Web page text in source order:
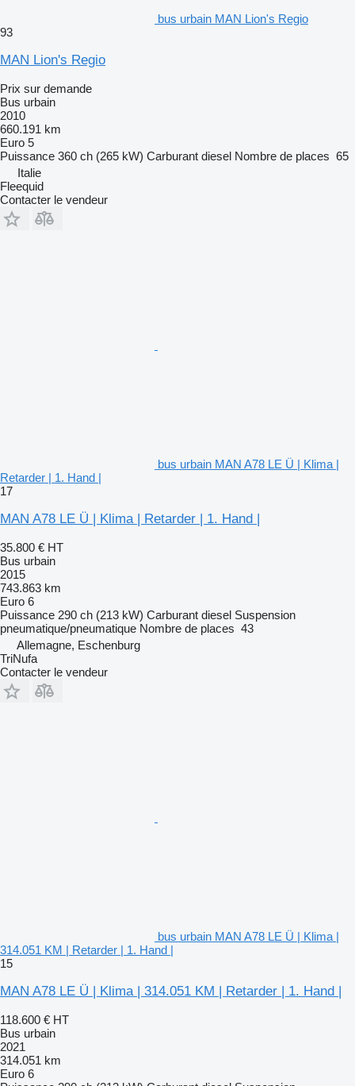
bus urbain MAN Lion's Regio
93
MAN Lion's Regio
Prix sur demande
Bus urbain
2010
660.191 km
Euro 5
Puissance 360 ch (265 kW) Carburant diesel Nombre de places 65
Italie
Fleequid
Contacter le vendeur
bus urbain MAN A78 LE Ü | Klima |
Retarder | 1. Hand |
17
MAN A78 LE Ü | Klima | Retarder | 1. Hand |
35.800 € HT
Bus urbain
2015
743.863 km
Euro 6
Puissance 290 ch (213 kW) Carburant diesel Suspension
pneumatique/pneumatique Nombre de places 43
Allemagne, Eschenburg
TriNufa
Contacter le vendeur
bus urbain MAN A78 LE Ü | Klima |
314.051 KM | Retarder | 1. Hand |
15
MAN A78 LE Ü | Klima | 314.051 KM | Retarder | 1. Hand |
118.600 € HT
Bus urbain
2021
314.051 km
Euro 6